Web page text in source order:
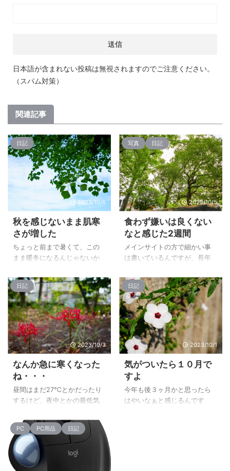
日本語が含まれない投稿は無視されますのでご注意ください。
（スパム対策）
関連記事
日記
2023/10/6
秋を感じないまま肌寒
さが増した
ちょっと前まで暑くて、この
まま暖冬になるんじゃないか
で一気に寒くなりました。 空
もちょっと秋仕様にはなって
るんだけど、今までとのギャ
ップが大きいから体感温度が
めっちゃ寒い！ 流石に朝はま
だ温度が高めなので上着を羽
織るとちょっと暑さを感じま
すが、帰る頃だと薄い長袖に
パーカーくらいで丁度いい感
じになってそうですね。 まだ
まだ半袖で上着で調整とか思
ってたけど、そろそろ衣替え
とダメっぽいですね・・・
写真 日記
2023/10/5
食わず嫌いは良くない
なと感じた2週間
メインサイトの方で細かい事
は書いているんですが、長年
で一度も使った事のない国内
カメラメーカーとなっていた
ソニーのα6700を買って、 気
付けば2週間ほどが経ちまし
た。 それこそコンデジ全盛期
の頃にサイバーショットとか
を買うという選択肢もあった
筈なのにね。 α7RIIIを使ってカ
メラ店主催のモデル撮影会で
一度だけ使った事がありまし
たが、その時はどうにもUIが馴
染まなかったんですよね(;´Д
日記
2023/10/3
なんか急に寒くなった
ね・・・
昼間はまだ27℃とかだったり
するけど、夜中とかの最低気
今までは普通に寝る時に窓を
開けて寝てたりしてたけど、
流石にもう窓を開けて寝たら
確実に風邪をひくなという感
じです。 朝も日差しはまだ強
日記
2023/10/1
気がついたら１０月で
すよ
今年も後３ヶ月かと思ったら
はやいなぁと感じるんです
PC PC用品 日記